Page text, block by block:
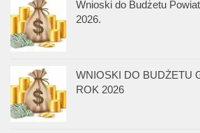
Wnioski do Budżetu
2026.
WNIOSKI DO BUDŻETU
ROK 2026